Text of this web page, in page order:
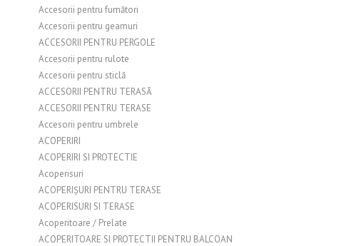
Accesorii pentru fumători
Accesorii pentru geamuri
ACCESORII PENTRU PERGOLE
Accesorii pentru rulote
Accesorii pentru sticlă
ACCESORII PENTRU TERASĂ
ACCESORII PENTRU TERASE
Accesorii pentru umbrele
ACOPERIRI
ACOPERIRI SI PROTECTIE
Acoperisuri
ACOPERIȘURI PENTRU TERASE
ACOPERISURI SI TERASE
Acoperitoare / Prelate
ACOPERITOARE SI PROTECTII PENTRU BALCOAN